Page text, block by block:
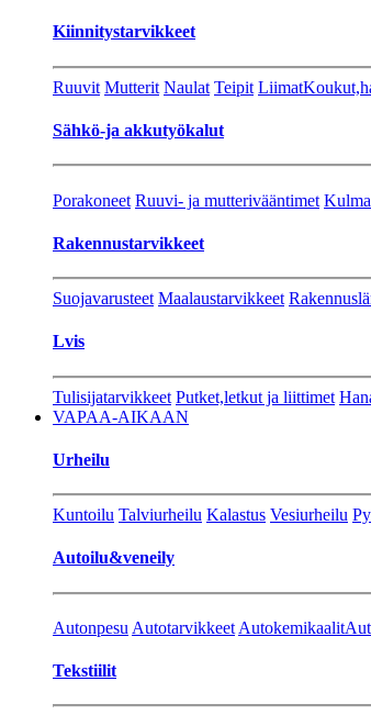
Kiinnitystarvikkeet
Ruuvit Mutterit Naulat Teipit Liimat
Sähkö-ja akkutyökalut
Porakoneet Ruuvi- ja mutterivääntimet
Rakennustarvikkeet
Suojavarusteet Maalaustarvikkeet
Lvis
Tulisijatarvikkeet Putket,letkut ja liittimet
VAPAA-AIKAAN
Urheilu
Kuntoilu Talviurheilu Kalastus Vesiurheilu
Autoilu&veneily
Autonpesu Autotarvikkeet Autokemikaalit
Tekstiilit